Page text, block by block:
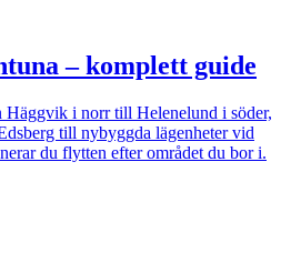
– komplett guide
Häggvik i norr till Helenelund i söder,
till nybyggda lägenheter vid
du flytten efter området du bor i.